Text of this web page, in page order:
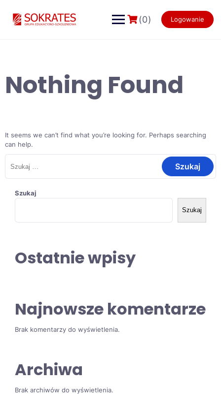
content
(0) Logowanie
Nothing Found
It seems we can’t find what you’re looking for. Perhaps searching
can help.
Szukaj:
Szukaj
Szukaj
Ostatnie wpisy
Najnowsze komentarze
Brak komentarzy do wyświetlenia.
Archiwa
Brak archiwów do wyświetlenia.